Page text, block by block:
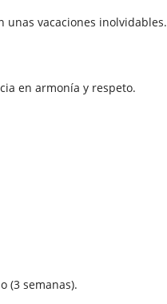
unas vacaciones inolvidables.
en armonía y respeto.
(3 semanas).